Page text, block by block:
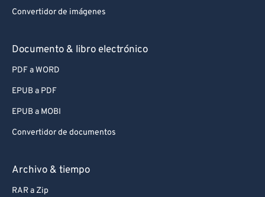
Convertidor de imágenes
Documento & libro electrónico
PDF a WORD
EPUB a PDF
EPUB a MOBI
Convertidor de documentos
Archivo & tiempo
RAR a Zip